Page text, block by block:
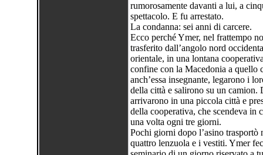
rumorosamente davanti a lui, a
spettacolo. E fu arrestato.
La condanna: sei anni di carcere.
Ecco perché Ymer, nel frattempo
trasferito dall’angolo nord
orientale, in una lontana
confine con la Macedonia a quello
anch’essa insegnante, legarono i
della città e salirono su un
arrivarono in una piccola città e
della cooperativa, che scendeva in
una volta ogni tre giorni.
Pochi giorni dopo l’asino
quattro lenzuola e i vestiti. Ymer